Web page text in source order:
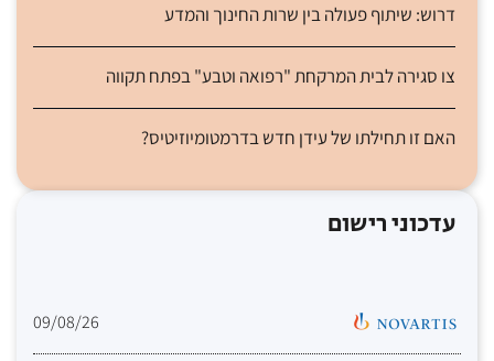
דרוש: שיתוף פעולה בין שרות החינוך והמדע
צו סגירה לבית המרקחת "רפואה וטבע" בפתח תקווה
האם זו תחילתו של עידן חדש בדרמטומיוזיטיס?
עדכוני רישום
09/08/26